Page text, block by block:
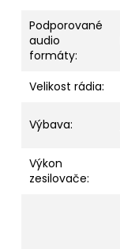
Podporované
audio
formáty:
Velikost rádia:
Výbava:
Výkon
zesilovače: